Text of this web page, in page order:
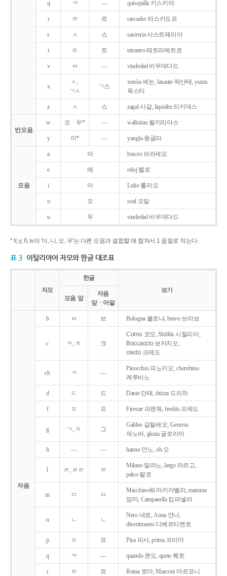
q ㅋ ― quisquilla 키스키야
r ㄹ 르 rascador 라스카도르
s ㅅ 스 sastreria 사스트레리아
t ㅌ 트 tetraetro 테트라에트로
v ㅂ ― viudedad 비우데다드
x
ㅅ,
ㄱㅅ
ㄱ스
xenón 세논, laxante 락산테, yuxta
육스타
z ㅅ 스 zagal 사갈, liquidez 리키데스
반모음
w 오ㆍ우* ― walkirias 왈키리아스
y 이* ― yungla 융글라
모음
a 아 braceo 브라세오
e 에 reloj 렐로
i 이 Lulio 룰리오
o 오 ocal 오칼
u 우 viudedad 비우데다드
* ll, y, ñ, w의 '이, 니, 오, 우'는 다른 모음과 결합할 때 합쳐서 1 음절로 적는다.
표 3 이탈리아어 자모와 한글 대조표
자모
한글
보기
모음 앞
자음
앞ㆍ어말
자음
b ㅂ 브 Bologna 볼로냐, bravo 브라보
c ㅋ, ㅊ 크
Como 코모, Sicilia 시칠리아,
Boccaccio 보카치오,
credo 크레도
ch ㅋ ―
Pinocchio 피노키오, cherubino
케루비노
d ㄷ 드 Dante 단테, drizza 드리차
f ㅍ 프 Firenze 피렌체, freddo 프레도
g ㄱ, ㅈ 그
Galileo 갈릴레오, Genova
제노바, gloria 글로리아
h ― ― hanno 안노, oh 오
l ㄹ, ㄹㄹ ㄹ
Milano 밀라노, largo 라르고,
palco 팔코
m ㅁ ㅁ
Macchiavelli 마키아벨리, mamma
맘마, Campanella 캄파넬라
n ㄴ ㄴ
Nero 네로, Anna 안나,
divertimento 디베르티멘토
p ㅍ 프 Pisa 피사, prima 프리마
q ㅋ ― quando 콴도, queto 퀘토
r ㄹ 르 Roma 로마, Marconi 마르코니